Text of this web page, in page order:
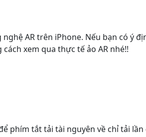
AR trên iPhone. Nếu bạn có ý
xem qua thực tế ảo AR nhé!!
phím tắt tải tài nguyên về chỉ tải lần